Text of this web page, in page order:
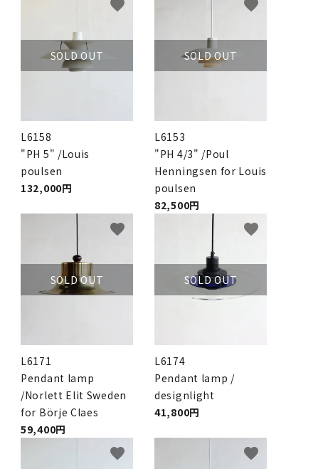
SOLD OUT
L6158
"PH 5" /Louis
poulsen
132,000円
favorite
SOLD OUT
L6153
"PH 4/3" /Poul
Henningsen for Louis
poulsen
82,500円
favorite
SOLD OUT
L6171
Pendant lamp
/Norlett Elit Sweden
for Börje Claes
59,400円
favorite
SOLD OUT
L6174
Pendant lamp /
designlight
41,800円
favorite
favorite favorite